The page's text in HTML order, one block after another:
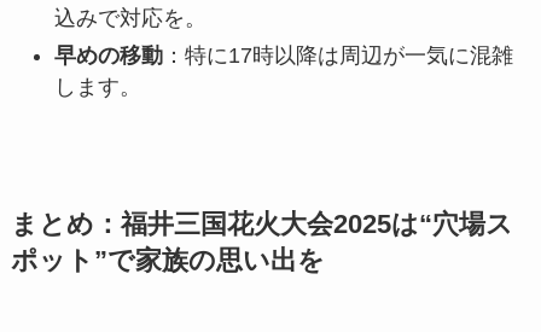
込みで対応を。
早めの移動：特に17時以降は周辺が一気に混雑
します。
まとめ：福井三国花火大会2025は“穴場ス
ポット”で家族の思い出を